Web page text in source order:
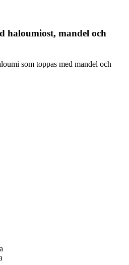
haloumiost, mandel och
som toppas med mandel och